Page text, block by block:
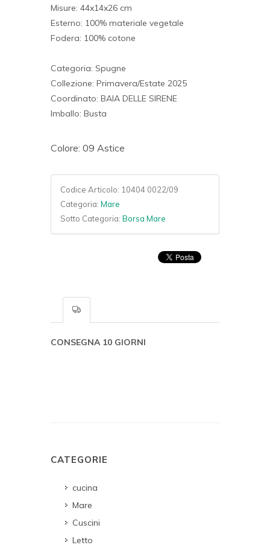
Misure: 44x14x26 cm
Esterno: 100% materiale vegetale
Fodera: 100% cotone
Categoria: Spugne
Collezione: Primavera/Estate 2025
Coordinato: BAIA DELLE SIRENE
Imballo: Busta
Colore: 09 Astice
Codice Articolo: 10404 0022/09
Categoria: Mare
Sotto Categoria: Borsa Mare
CONSEGNA 10 GIORNI
CATEGORIE
cucina
Mare
Cuscini
Letto